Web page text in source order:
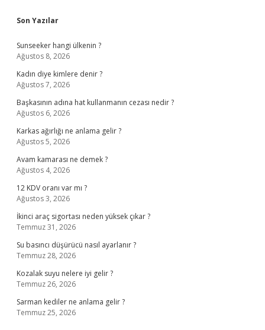
Sidebar
Son Yazılar
Sunseeker hangi ülkenin ?
Ağustos 8, 2026
Kadın diye kimlere denir ?
Ağustos 7, 2026
Başkasının adına hat kullanmanın cezası nedir ?
Ağustos 6, 2026
Karkas ağırlığı ne anlama gelir ?
Ağustos 5, 2026
Avam kamarası ne demek ?
Ağustos 4, 2026
12 KDV oranı var mı ?
Ağustos 3, 2026
İkinci araç sigortası neden yüksek çıkar ?
Temmuz 31, 2026
Su basıncı düşürücü nasıl ayarlanır ?
Temmuz 28, 2026
Kozalak suyu nelere iyi gelir ?
Temmuz 26, 2026
Sarman kediler ne anlama gelir ?
Temmuz 25, 2026